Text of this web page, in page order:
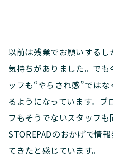
以前は残業でお願いする
気持ちがありました。で
ッフも“やらされ感”では
るようになっています。
フもそうでないスタッフも
STOREPADのおかげで情
てきたと感じています。